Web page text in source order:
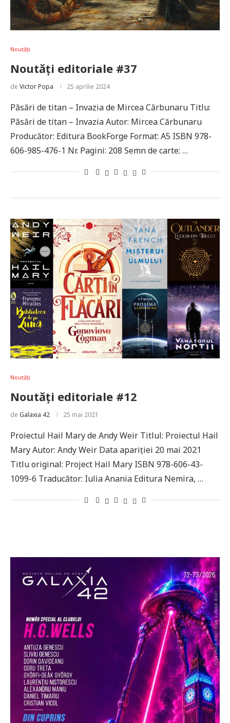
Noutăți
Noutăți editoriale #37
de Victor Popa 25 aprilie 2024
Păsări de titan – Invazia de Mircea Cărbunaru Titlu:
Păsări de titan – Invazia Autor: Mircea Cărbunaru
Producător: Editura BookForge Format: A5 ISBN 978-
606-985-476-1 Nr. Pagini: 208 Semn de carte: …
Noutăți
Noutăți editoriale #12
de Galaxia 42 25 mai 2021
Proiectul Hail Mary de Andy Weir Titlul: Proiectul Hail
Mary Autor: Andy Weir Data apariției 20 mai 2021
Titlu original: Project Hail Mary ISBN 978-606-43-
1099-6 Traducător: Iulia Anania Editura Nemira, …